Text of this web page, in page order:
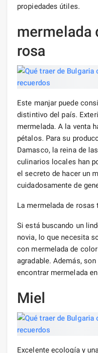
propiedades útiles.
mermelada
rosa
Este manjar puede
distintivo del país.
mermelada. A la venta
pétalos. Para su
Damasco, la reina de
culinarios locales han
el secreto de hacer un
cuidadosamente de
La mermelada de rosas
Si está buscando un
novia, lo que necesita
con mermelada de
agradable. Además,
encontrar mermelada
Miel
Excelente ecología y